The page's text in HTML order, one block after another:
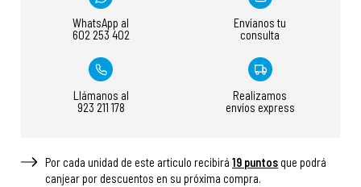
WhatsApp al
602 253 402
Envíanos tu
consulta
Llámanos al
923 211 178
Realizamos
envíos express
Por cada unidad de este articulo recibirá19 puntos que podrá
canjear por descuentos en su próxima compra.